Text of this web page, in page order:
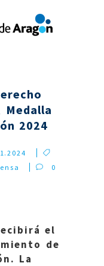
Medalla
2024
0
el
de
La